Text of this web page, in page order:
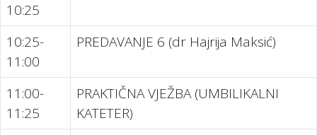
10:25
10:25-
11:00
PREDAVANJE 6 (dr Hajrija Maksić)
11:00-
11:25
PRAKTIČNA VJEŽBA (UMBILIKALNI
KATETER)